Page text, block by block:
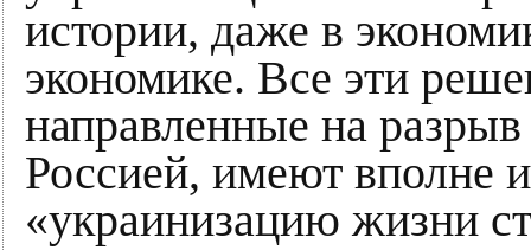
истории, даже в
экономике. Все эти
направленные на
Россией, имеют вполне
«украинизацию жизни